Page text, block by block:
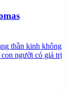
thần kinh không
người có giá trị